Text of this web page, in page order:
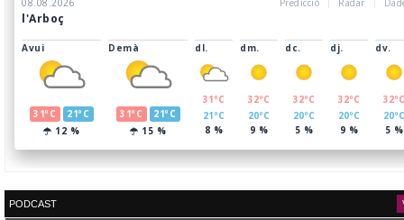
PODCAST